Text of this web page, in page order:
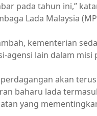
pada tahun ini,”
Lada Malaysia
kementerian
agensi lain dalam
akan
baharu lada
yang